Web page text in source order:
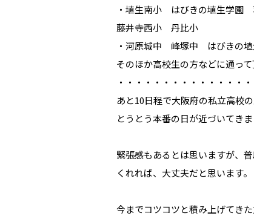
・埴生南小 はびきの埴生学
藤井寺西小 丹比小
・河原城中 峰塚中 はびきの
そのほか高校生の方などに通って
・・・・・・・・・・・・・・
あと10日程で大阪府の私立高校の
とうとう本番の日が近づいてきま
緊張感もあるとは思いますが、
くれれば、大丈夫だと思います。
今までコツコツと積み上げてき